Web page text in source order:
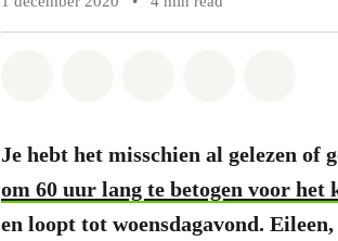
Je hebt het misschien al gelezen of
om 60 uur lang te betogen voor het
en loopt tot woensdagavond. Eileen,